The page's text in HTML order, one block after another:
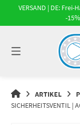
Springe
Inhalt
VERSAND | DE: Frei-
-
DRUCKLUFT-
ONLINE
ARTIKEL
SICHERHEITSVENTIL |